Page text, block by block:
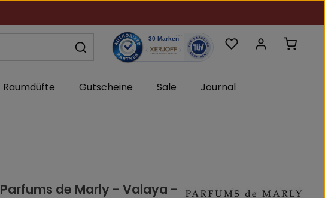
Du hast 0 Produkte
Raumdüfte Gutscheine Sale Journal
Parfums de Marly - Valaya -